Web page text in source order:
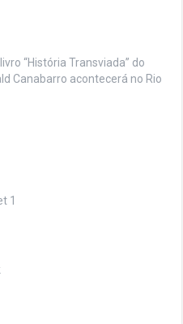
“História Transviada” do
Canabarro acontecerá no Rio
1